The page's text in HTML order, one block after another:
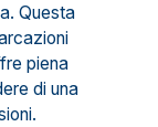
Questa
piena
di una